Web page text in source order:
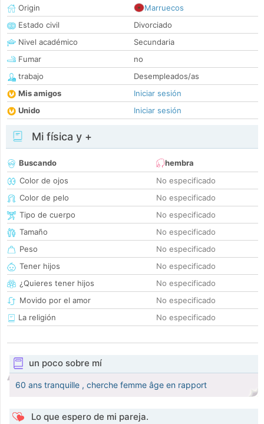
Origin
Marruecos
Estado civil
Divorciado
Nivel académico
Secundaria
Fumar
no
trabajo
Desempleados/as
Mis amigos
Iniciar sesión
Unido
Iniciar sesión
Mi física y +
Buscando
hembra
Color de ojos
No especificado
Color de pelo
No especificado
Tipo de cuerpo
No especificado
Tamaño
No especificado
Peso
No especificado
Tener hijos
No especificado
¿Quieres tener hijos
No especificado
Movido por el amor
No especificado
La religión
No especificado
un poco sobre mí
60 ans tranquille , cherche femme âge en rapport
Lo que espero de mi pareja.